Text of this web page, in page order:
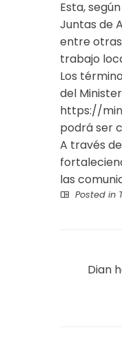
Esta,
Juntas de
entre
trabajo
Los
del
https://
podrá ser
A través
las
Posted in
Dian